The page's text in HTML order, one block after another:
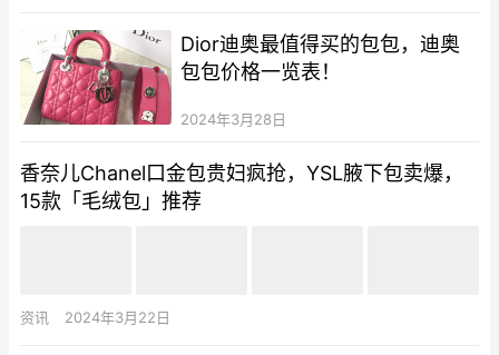
Dior迪奥最值得买的包包，迪奥
包包价格一览表！
2024年3月28日
香奈儿Chanel口金包贵妇疯抢，YSL腋下包卖爆，
15款「毛绒包」推荐
资讯 2024年3月22日